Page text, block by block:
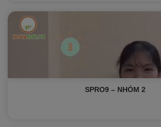
SPRO9 – NHÓM 2